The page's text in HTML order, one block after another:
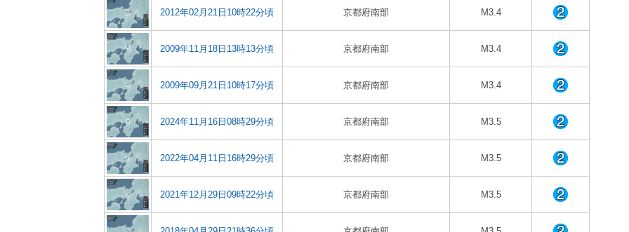
2012年02月21日10時22分頃 京都府南部 M3.4
2009年11月18日13時13分頃 京都府南部 M3.4
2009年09月21日10時17分頃 京都府南部 M3.4
2024年11月16日08時29分頃 京都府南部 M3.5
2022年04月11日16時29分頃 京都府南部 M3.5
2021年12月29日09時22分頃 京都府南部 M3.5